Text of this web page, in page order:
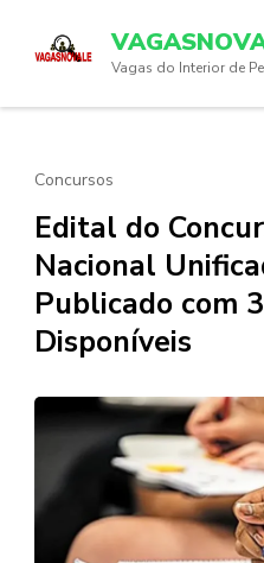
(Press
Vagas do Interior de
Concursos
Edital do
Nacional
Publicado com
Disponíveis